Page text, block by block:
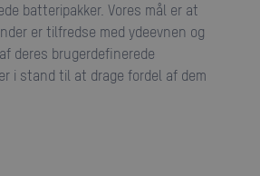
batteripakker. Vores mål er at
er tilfredse med ydeevnen og
deres brugerdefinerede
i stand til at drage fordel af dem